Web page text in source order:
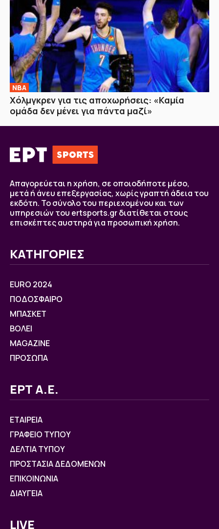
NBA
Χόλμγκρεν για τις αποχωρήσεις: «Καμία
ομάδα δεν μένει για πάντα μαζί»
Απαγορεύεται η χρήση, σε οποιοδήποτε μέσο,
μετά ή άνευ επεξεργασίας, χωρίς γραπτή άδεια του
εκδότη. Το σύνολο του περιεχομένου και των
υπηρεσιών του ertsports.gr διατίθεται στους
επισκέπτες αυστηρά για προσωπική χρήση.
ΚΑΤΗΓΟΡΙΕΣ
EURO 2024
ΠΟΔΟΣΦΑΙΡΟ
ΜΠΑΣΚΕΤ
ΒOΛΕΙ
MAGAZINE
ΠΡΟΣΩΠΑ
ΕΡΤ Α.Ε.
ΕΤΑΙΡΕΙΑ
ΓΡΑΦΕΙΟ ΤΥΠΟΥ
ΔΕΛΤΙΑ ΤΥΠΟΥ
ΠΡΟΣΤΑΣΙΑ ΔΕΔΟΜΕΝΩΝ
ΕΠΙΚΟΙΝΩΝΙΑ
ΔΙΑΥΓΕΙΑ
LIVE